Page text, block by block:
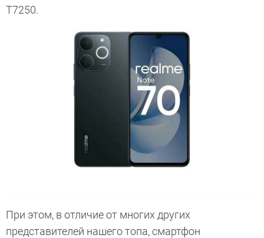
T7250.
При этом, в отличие от многих других
представителей нашего топа, смартфон